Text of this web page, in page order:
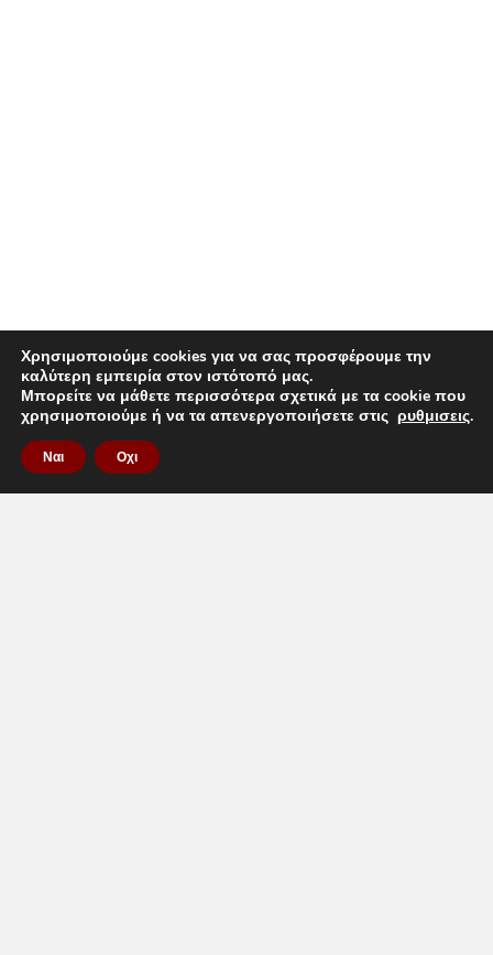
Χρησιμοποιούμε cookies για να σας προσφέρουμε την
καλύτερη εμπειρία στον ιστότοπό μας.
Μπορείτε να μάθετε περισσότερα σχετικά με τα cookie που
χρησιμοποιούμε ή να τα απενεργοποιήσετε στις ρυθμισεις.
Ναι Οχι